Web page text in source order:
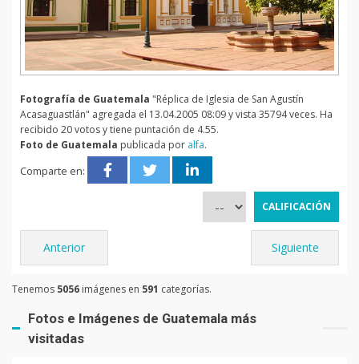
Fotografía de Guatemala "Réplica de Iglesia de San Agustín
Acasaguastlán" agregada el 13.04.2005 08:09 y vista 35794 veces. Ha
recibido 20 votos y tiene puntación de 4.55.
Foto de Guatemala publicada por alfa.
Comparte en:
Anterior Siguiente
Tenemos 5056 imágenes en 591 categorías.
Fotos e Imágenes de Guatemala más
visitadas